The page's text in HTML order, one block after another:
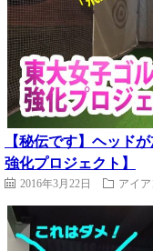
【秘伝です】ヘッド
強化プロジェクト】
2016年3月22日 アイ